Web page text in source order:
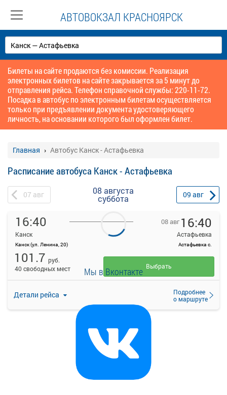
АВТОВОКЗАЛ КРАСНОЯРСК
Билеты на сайте продаются без комиссии. Реализация
электронных билетов на сайте закрывается за 5 минут до
отправления рейса. Телефон справочной службы: 220-11-72.
Посадка в автобус по электронным билетам осуществляется
только при предъявлении документа удостоверяющего
личность, на основании которого был оформлен билет.
Главная Автобус Канск - Астафьевка
Расписание автобуса Канск - Астафьевка
07 авг 08 августа
суббота 09 авг
16:40
Канск
Канск (ул. Ленина, 20)
08 авг 16:40
Астафьевка
Астафьевка с.
Детали рейса
Подробнее
о маршруте
101.7 руб.
40 свободных мест
Выбрать
Мы в Вконтакте